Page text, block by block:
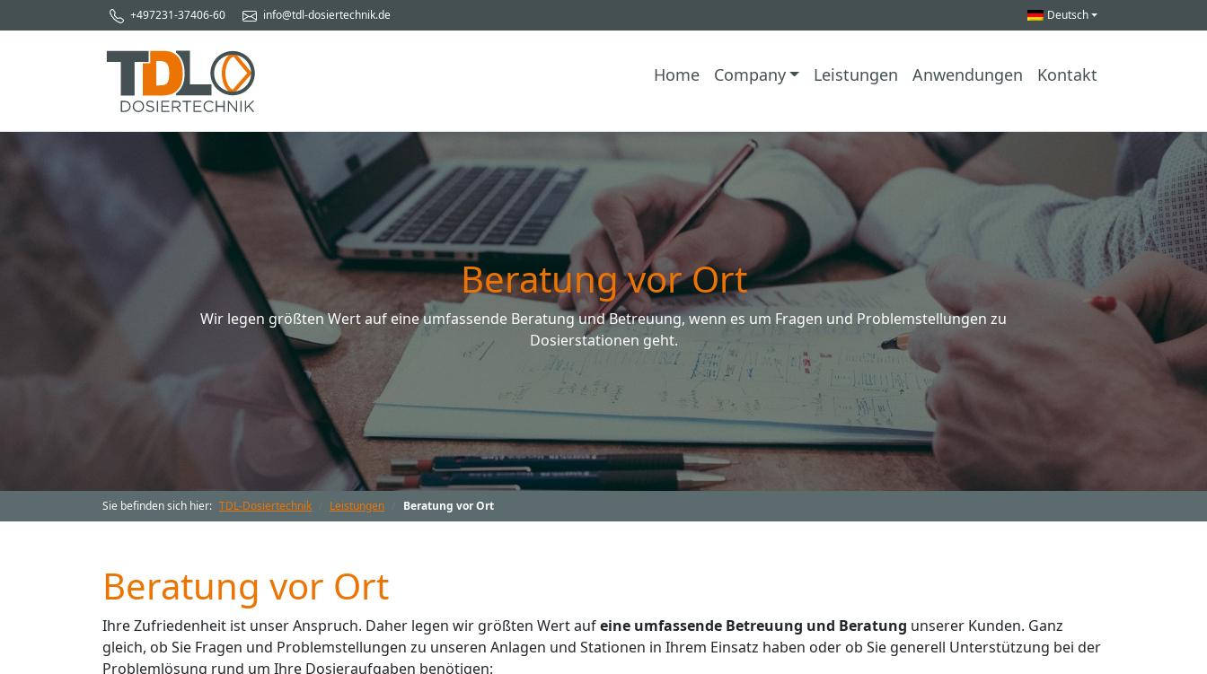
+497231-37406-60 info@tdl-dosiertechnik.de Deutsch
Home Company Leistungen Anwendungen Kontakt
Beratung vor Ort
Wir legen größten Wert auf eine umfassende Beratung und Betreuung, wenn es um Fragen und Problemstellungen zu
Dosierstationen geht.
Sie befinden sich hier: TDL-Dosiertechnik Leistungen Beratung vor Ort
Beratung vor Ort
Ihre Zufriedenheit ist unser Anspruch. Daher legen wir größten Wert aufeine umfassende Betreuung und Beratung unserer Kunden. Ganz
gleich, ob Sie Fragen und Problemstellungen zu unseren Anlagen und Stationen in Ihrem Einsatz haben oder ob Sie generell Unterstützung bei der
Problemlösung rund um Ihre Dosieraufgaben benötigen: